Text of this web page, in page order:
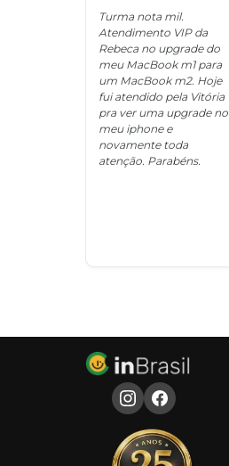
Turma nota mil.
Atendimento VIP da
Rebeca no upgrade do
meu MacBook m1 para
um MacBook m2. Hoje
fui atendido pela Vitória
pra ver uma upgrade no
meu iphone e
novamente toda
atenção. Parabéns.